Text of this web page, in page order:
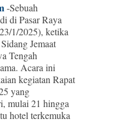
-Sebuah
di Pasar Raya
1/2025), ketika
Jemaat
Tengah
Acara ini
kegiatan Rapat
yang
mulai 21 hingga
hotel terkemuka